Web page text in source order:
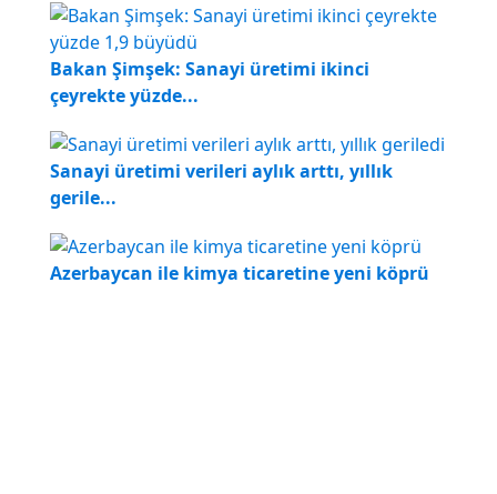
Bakan Şimşek: Sanayi üretimi ikinci
çeyrekte yüzde...
Sanayi üretimi verileri aylık arttı, yıllık
gerile...
Azerbaycan ile kimya ticaretine yeni köprü